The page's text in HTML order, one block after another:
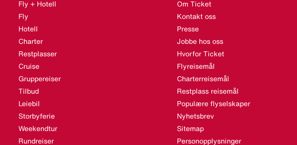
Fly + Hotell
Fly
Hotell
Charter
Restplasser
Cruise
Gruppereiser
Tilbud
Leiebil
Storbyferie
Weekendtur
Rundreiser
Om Ticket
Kontakt oss
Presse
Jobbe hos oss
Hvorfor Ticket
Flyreisemål
Charterreisemål
Restplass reisemål
Populære flyselskaper
Nyhetsbrev
Sitemap
Personopplysninger